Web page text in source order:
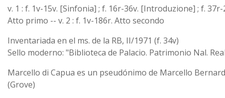
v. 1 : f. 1v-15v. [Sinfonia] ; f. 16r-36v. [Introduzione] ; f. 37r-
Atto primo -- v. 2 : f. 1v-186r. Atto secondo
Inventariada en el ms. de la RB, II/1971 (f. 34v)
Sello moderno: "Biblioteca de Palacio. Patrimonio Nal.
Marcello di Capua es un pseudónimo de Marcello
(Grove)